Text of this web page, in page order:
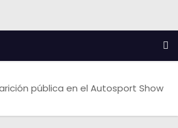
pública en el Autosport Show